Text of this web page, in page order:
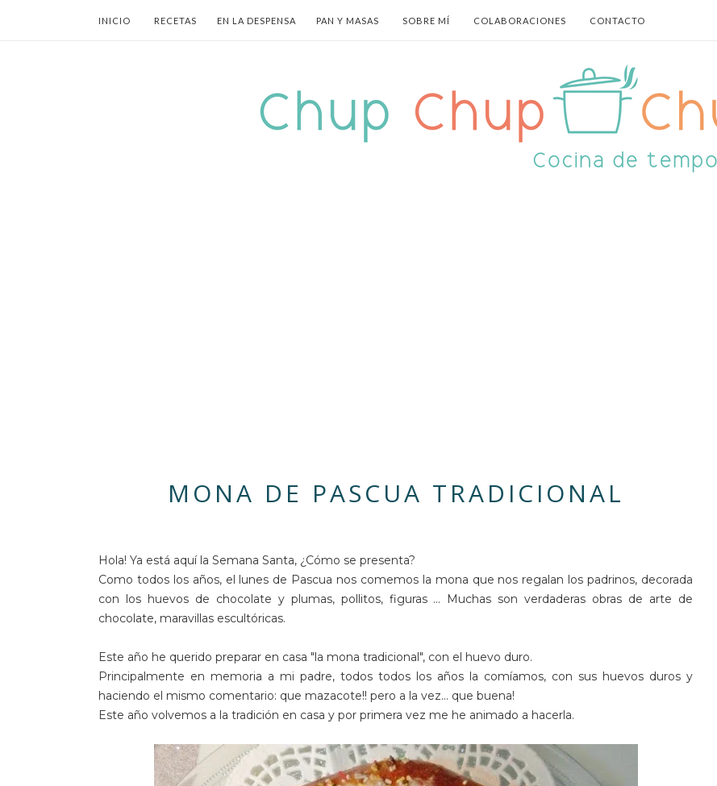
INICIO RECETAS EN LA DESPENSA PAN Y MASAS SOBRE MÍ COLABORACIONES CONTACTO
MONA DE PASCUA TRADICIONAL
Hola! Ya está aquí la Semana Santa, ¿Cómo se presenta?
Como todos los años, el lunes de Pascua nos comemos la mona que nos regalan los padrinos, decorada
con los huevos de chocolate y plumas, pollitos, figuras ... Muchas son verdaderas obras de arte de
chocolate, maravillas escultóricas.
Este año he querido preparar en casa "la mona tradicional", con el huevo duro.
Principalmente en memoria a mi padre, todos todos los años la comíamos, con sus huevos duros y
haciendo el mismo comentario: que mazacote!! pero a la vez... que buena!
Este año volvemos a la tradición en casa y por primera vez me he animado a hacerla.